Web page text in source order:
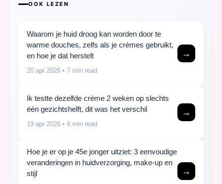
OOK LEZEN
Waarom je huid droog kan worden door te
warme douches, zelfs als je crèmes gebruikt,
en hoe je dat herstelt
20 apr 2026 • 7 min read
→
Ik testte dezelfde crème 2 weken op slechts
één gezichtshelft, dit was het verschil
19 apr 2026 • 6 min read
→
Hoe je er op je 45e jonger uitziet: 3 eenvoudige
veranderingen in huidverzorging, make-up en
stijl
→